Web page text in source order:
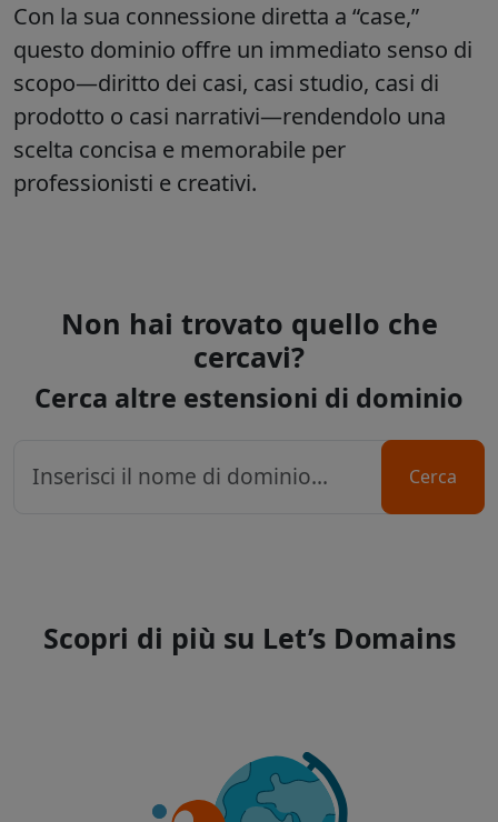
Con la sua connessione diretta a “case,”
questo dominio offre un immediato senso di
scopo—diritto dei casi, casi studio, casi di
prodotto o casi narrativi—rendendolo una
scelta concisa e memorabile per
professionisti e creativi.
Non hai trovato quello che
cercavi?
Cerca altre estensioni di dominio
Cerca